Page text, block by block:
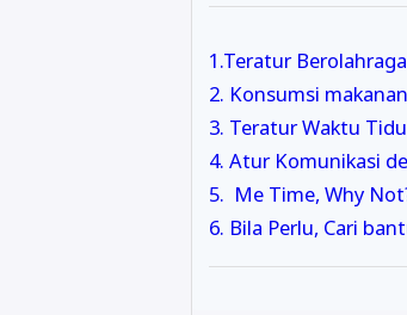
1.Teratur Berolahraga
2. Konsumsi
3. Teratur Waktu
4. Atur Komunikasi
5. Me Time, Why
6. Bila Perlu, Cari